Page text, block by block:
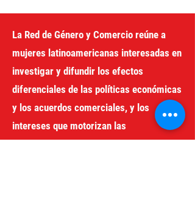
La Red de Género y Comercio reúne a
mujeres latinoamericanas interesadas en
investigar y difundir los efectos
diferenciales de las políticas económicas
y los acuerdos comerciales, y los
intereses que motorizan las